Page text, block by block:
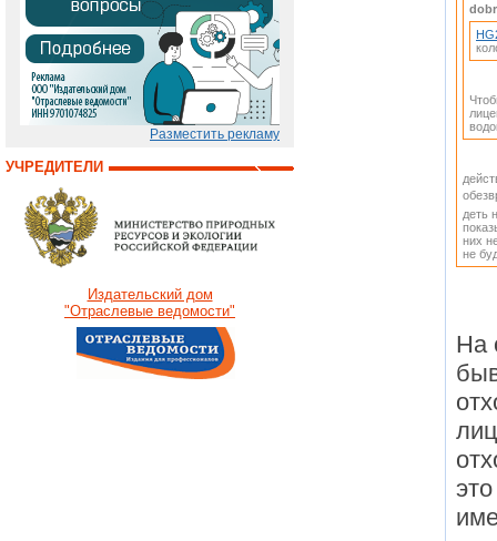
Разместить рекламу
УЧРЕДИТЕЛИ
Издательский дом
"Отраслевые ведомости"
деть
них
не
На